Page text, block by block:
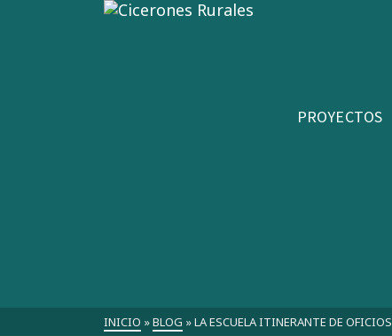
PROYECTOS
INICIO »BLOG »LA ESCUELA ITINERANTE DE